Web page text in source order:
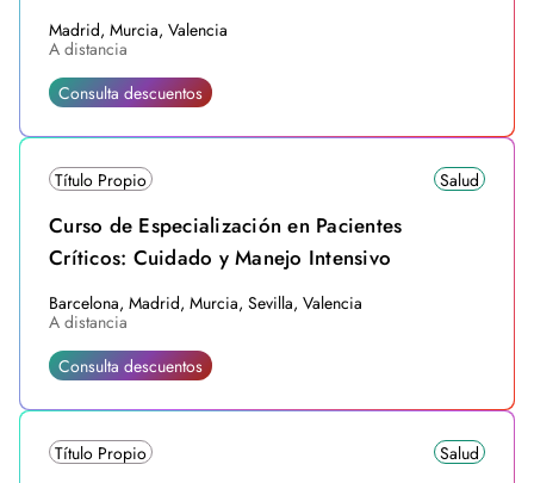
Madrid, Murcia, Valencia
A distancia
Consulta descuentos
Título Propio Salud
Curso de Especialización en Pacientes
Críticos: Cuidado y Manejo Intensivo
Barcelona, Madrid, Murcia, Sevilla, Valencia
A distancia
Consulta descuentos
Título Propio Salud